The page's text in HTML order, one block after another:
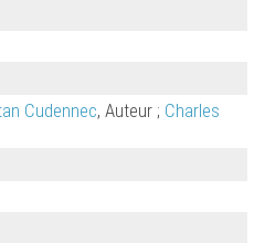
Cudennec, Auteur ; Charles